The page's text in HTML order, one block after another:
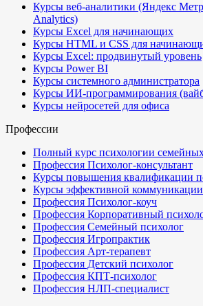
Курсы веб-аналитики (Яндекс
Analytics)
Курсы Excel для начинающих
Курсы HTML и CSS для
Курсы Excel: продвинутый уровень
Курсы Power BI
Курсы системного администратора
Курсы ИИ-программирования
Курсы нейросетей для офиса
Профессии
Полный курс психологии
Профессия Психолог-консультант
Курсы повышения квалификации
Курсы эффективной коммуникации
Профессия Психолог-коуч
Профессия Корпоративный
Профессия Семейный психолог
Профессия Игропрактик
Профессия Арт-терапевт
Профессия Детский психолог
Профессия КПТ-психолог
Профессия НЛП-специалист